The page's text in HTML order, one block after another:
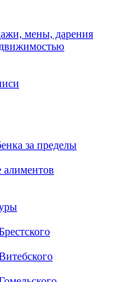
мены, дарения
за пределы
алиментов